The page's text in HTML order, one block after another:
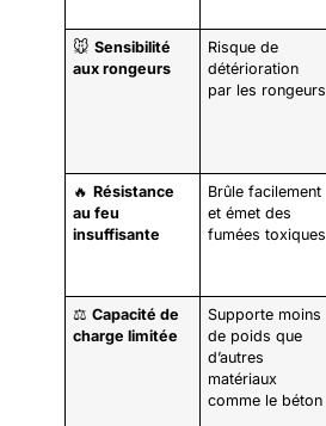
🐭Sensibilité
aux rongeurs
Risque de
détérioration
par les rongeurs
🔥Résistance
au feu
insuffisante
Brûle facilement
et émet des
fumées toxiques
⚖️Capacité de
charge limitée
Supporte moins
de poids que
d’autres
matériaux
comme le béton